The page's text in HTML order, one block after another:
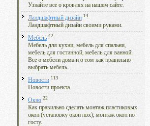
Узнайте все о кровлях на нашем сайте.
Ландшафтный дизайн 14
Ландшафтный дизайн своими руками.
Мебель 42
Мебель для кухни, мебель для спальни,
мебель для гостинной, мебель для ванной.
Все о мебели дома и о том как правильно
выбрать мебель.
Новости 113
Новости проекта
Окно 22
Как правильно сделать монтаж пластиковых
окон (установку окон пвх), монтаж окон по
госту.